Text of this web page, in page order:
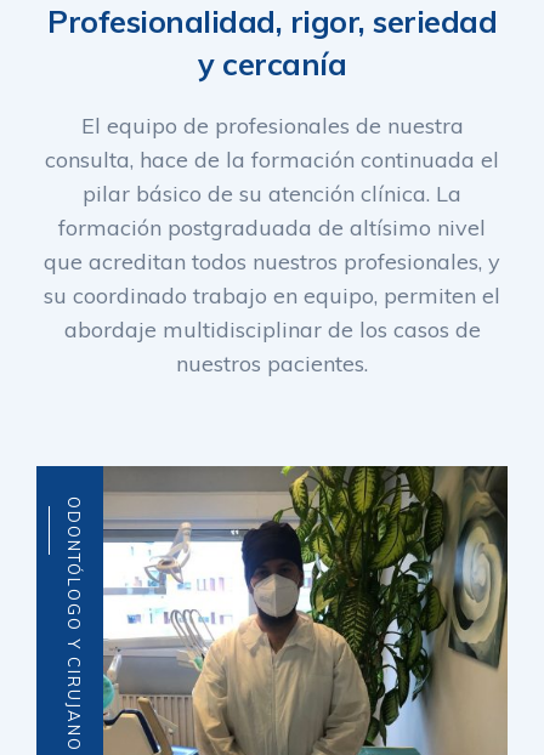
Profesionalidad, rigor, seriedad
y cercanía
El equipo de profesionales de nuestra
consulta, hace de la formación continuada el
pilar básico de su atención clínica. La
formación postgraduada de altísimo nivel
que acreditan todos nuestros profesionales, y
su coordinado trabajo en equipo, permiten el
abordaje multidisciplinar de los casos de
nuestros pacientes.
ODONTÓLOGO Y CIRUJANO